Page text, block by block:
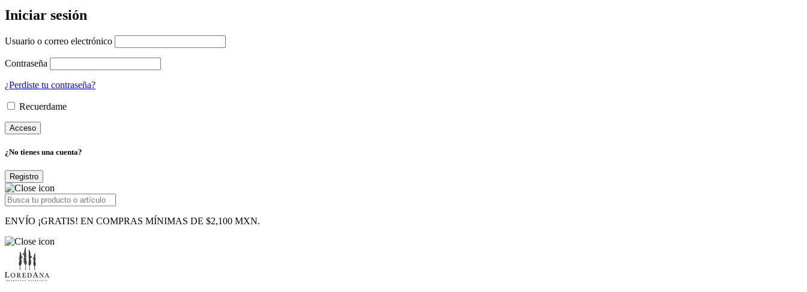
Iniciar sesión
Usuario o correo electrónico
Contraseña
¿Perdiste tu contraseña?
Recuerdame
¿No tienes una cuenta?
Registro
ENVÍO ¡GRATIS! EN COMPRAS MÍNIMAS DE $2,100 MXN.